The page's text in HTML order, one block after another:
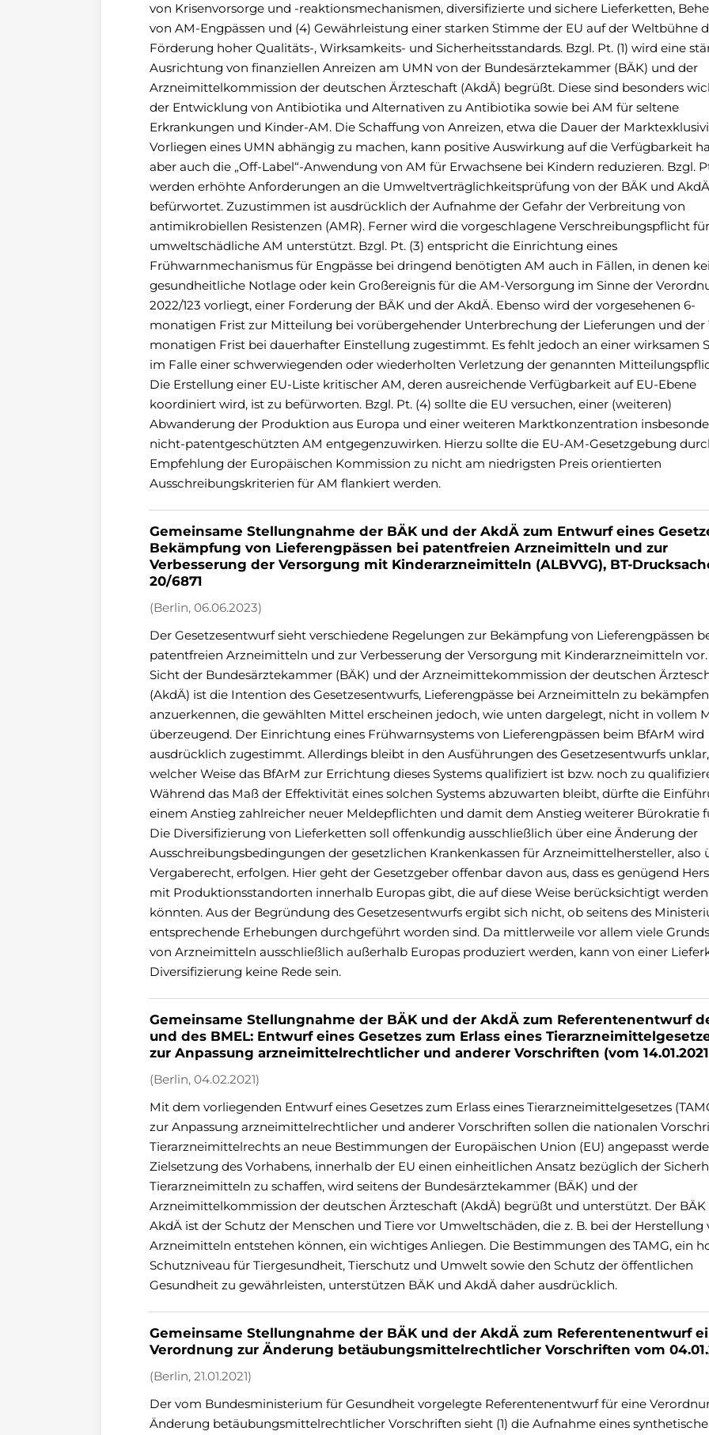
von Krisenvorsorge und -reaktionsmechanismen, diversifizierte und sichere Lieferketten,
von AM-Engpässen und (4) Gewährleistung einer starken Stimme der EU auf der Weltbühne
Förderung hoher Qualitäts-, Wirksamkeits- und Sicherheitsstandards. Bzgl. Pt. (1) wird eine
Ausrichtung von finanziellen Anreizen am UMN von der Bundesärztekammer (BÄK) und der
Arzneimittelkommission der deutschen Ärzteschaft (AkdÄ) begrüßt. Diese sind besonders
der Entwicklung von Antibiotika und Alternativen zu Antibiotika sowie bei AM für seltene
Erkrankungen und Kinder-AM. Die Schaffung von Anreizen, etwa die Dauer der
Vorliegen eines UMN abhängig zu machen, kann positive Auswirkung auf die Verfügbarkeit
aber auch die „Off-Label“-Anwendung von AM für Erwachsene bei Kindern reduzieren. Bzgl.
werden erhöhte Anforderungen an die Umweltverträglichkeitsprüfung von der BÄK und AkdÄ
befürwortet. Zuzustimmen ist ausdrücklich der Aufnahme der Gefahr der Verbreitung von
antimikrobiellen Resistenzen (AMR). Ferner wird die vorgeschlagene Verschreibungspflicht für
umweltschädliche AM unterstützt. Bzgl. Pt. (3) entspricht die Einrichtung eines
Frühwarnmechanismus für Engpässe bei dringend benötigten AM auch in Fällen, in denen
gesundheitliche Notlage oder kein Großereignis für die AM-Versorgung im Sinne der
2022/123 vorliegt, einer Forderung der BÄK und der AkdÄ. Ebenso wird der vorgesehenen 6-
monatigen Frist zur Mitteilung bei vorübergehender Unterbrechung der Lieferungen und der
monatigen Frist bei dauerhafter Einstellung zugestimmt. Es fehlt jedoch an einer wirksamen
im Falle einer schwerwiegenden oder wiederholten Verletzung der genannten
Die Erstellung einer EU-Liste kritischer AM, deren ausreichende Verfügbarkeit auf EU-Ebene
koordiniert wird, ist zu befürworten. Bzgl. Pt. (4) sollte die EU versuchen, einer (weiteren)
Abwanderung der Produktion aus Europa und einer weiteren Marktkonzentration
nicht-patentgeschützten AM entgegenzuwirken. Hierzu sollte die EU-AM-Gesetzgebung
Empfehlung der Europäischen Kommission zu nicht am niedrigsten Preis orientierten
Ausschreibungskriterien für AM flankiert werden.
Gemeinsame Stellungnahme der BÄK und der AkdÄ zum Entwurf eines
Bekämpfung von Lieferengpässen bei patentfreien Arzneimitteln und zur
Verbesserung der Versorgung mit Kinderarzneimitteln (ALBVVG), BT-
20/6871
(Berlin, 06.06.2023)
Der Gesetzesentwurf sieht verschiedene Regelungen zur Bekämpfung von Lieferengpässen
patentfreien Arzneimitteln und zur Verbesserung der Versorgung mit Kinderarzneimitteln vor.
Sicht der Bundesärztekammer (BÄK) und der Arzneimittekommission der deutschen
(AkdÄ) ist die Intention des Gesetzesentwurfs, Lieferengpässe bei Arzneimitteln zu
anzuerkennen, die gewählten Mittel erscheinen jedoch, wie unten dargelegt, nicht in vollem
überzeugend. Der Einrichtung eines Frühwarnsystems von Lieferengpässen beim BfArM wird
ausdrücklich zugestimmt. Allerdings bleibt in den Ausführungen des Gesetzesentwurfs
welcher Weise das BfArM zur Errichtung dieses Systems qualifiziert ist bzw. noch zu
Während das Maß der Effektivität eines solchen Systems abzuwarten bleibt, dürfte die
einem Anstieg zahlreicher neuer Meldepflichten und damit dem Anstieg weiterer Bürokratie
Die Diversifizierung von Lieferketten soll offenkundig ausschließlich über eine Änderung der
Ausschreibungsbedingungen der gesetzlichen Krankenkassen für Arzneimittelhersteller, also
Vergaberecht, erfolgen. Hier geht der Gesetzgeber offenbar davon aus, dass es genügend
mit Produktionsstandorten innerhalb Europas gibt, die auf diese Weise berücksichtigt werden
könnten. Aus der Begründung des Gesetzesentwurfs ergibt sich nicht, ob seitens des
entsprechende Erhebungen durchgeführt worden sind. Da mittlerweile vor allem viele
von Arzneimitteln ausschließlich außerhalb Europas produziert werden, kann von einer
Diversifizierung keine Rede sein.
Gemeinsame Stellungnahme der BÄK und der AkdÄ zum Referentenentwurf
und des BMEL: Entwurf eines Gesetzes zum Erlass eines
zur Anpassung arzneimittelrechtlicher und anderer Vorschriften (vom
(Berlin, 04.02.2021)
Mit dem vorliegenden Entwurf eines Gesetzes zum Erlass eines Tierarzneimittelgesetzes
zur Anpassung arzneimittelrechtlicher und anderer Vorschriften sollen die nationalen
Tierarzneimittelrechts an neue Bestimmungen der Europäischen Union (EU) angepasst
Zielsetzung des Vorhabens, innerhalb der EU einen einheitlichen Ansatz bezüglich der
Tierarzneimitteln zu schaffen, wird seitens der Bundesärztekammer (BÄK) und der
Arzneimittelkommission der deutschen Ärzteschaft (AkdÄ) begrüßt und unterstützt. Der
AkdÄ ist der Schutz der Menschen und Tiere vor Umweltschäden, die z. B. bei der Herstellung
Arzneimitteln entstehen können, ein wichtiges Anliegen. Die Bestimmungen des TAMG, ein
Schutzniveau für Tiergesundheit, Tierschutz und Umwelt sowie den Schutz der öffentlichen
Gesundheit zu gewährleisten, unterstützen BÄK und AkdÄ daher ausdrücklich.
Gemeinsame Stellungnahme der BÄK und der AkdÄ zum Referentenentwurf
Verordnung zur Änderung betäubungsmittelrechtlicher Vorschriften vom
(Berlin, 21.01.2021)
Der vom Bundesministerium für Gesundheit vorgelegte Referentenentwurf für eine
Änderung betäubungsmittelrechtlicher Vorschriften sieht (1) die Aufnahme eines